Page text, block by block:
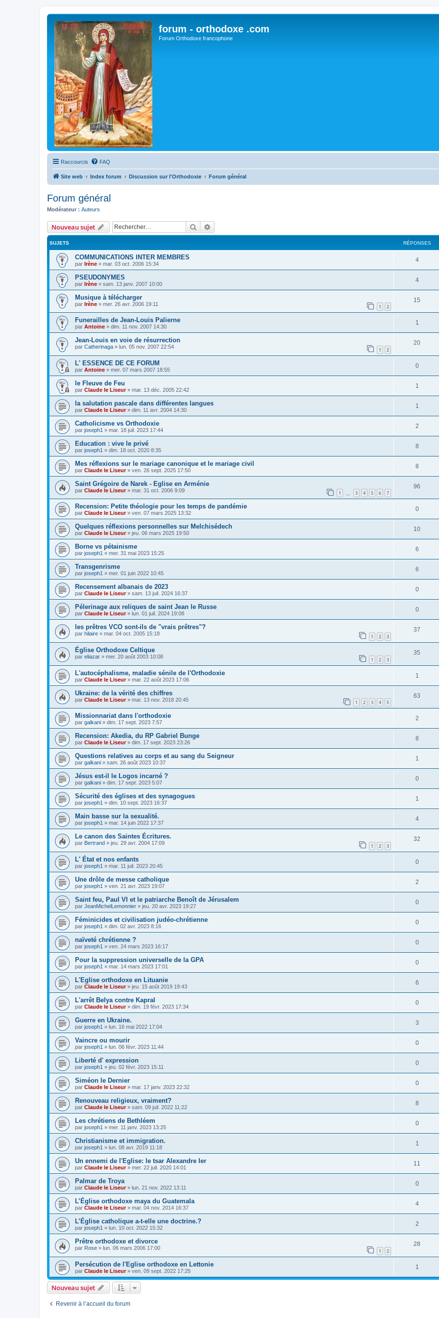
forum - orthodoxe .com
Forum Orthodoxe francophone
Raccourcis FAQ
Site web Index forum Discussion sur l'Orthodoxie Forum général
Forum général
Modérateur : Auteurs
Nouveau sujet Rechercher
SUJETS RÉPONSES
COMMUNICATIONS INTER MEMBRES
par Irène » mar. 03 oct. 2006 15:34
4
PSEUDONYMES
par Irène » sam. 13 janv. 2007 10:00
4
Musique à télécharger
par Irène » mer. 26 avr. 2006 19:11 1 2
15
Funerailles de Jean-Louis Palierne
par Antoine » dim. 11 nov. 2007 14:30
1
Jean-Louis en voie de résurrection
par Catherinaga » lun. 05 nov. 2007 22:54 1 2
20
L' ESSENCE DE CE FORUM
par Antoine » mer. 07 mars 2007 18:55
0
le Fleuve de Feu
par Claude le Liseur» mar. 13 déc. 2005 22:42
1
la salutation pascale dans différentes langues
par Claude le Liseur» dim. 11 avr. 2004 14:30
1
Catholicisme vs Orthodoxie
par joseph1 » mar. 18 juil. 2023 17:44
2
Education : vive le privé
par joseph1 » dim. 18 oct. 2020 8:35
8
Mes réflexions sur le mariage canonique et le mariage civil
par Claude le Liseur» ven. 26 sept. 2025 17:50
8
Saint Grégoire de Narek - Eglise en Arménie
par Claude le Liseur» mar. 31 oct. 2006 9:09 1 3 4 5 6 7
96
Recension: Petite théologie pour les temps de pandémie
par Claude le Liseur» ven. 07 mars 2025 13:32
0
Quelques réflexions personnelles sur Melchisédech
par Claude le Liseur» jeu. 06 mars 2025 19:50
10
Borne vs pétainisme
par joseph1 » mer. 31 mai 2023 15:25
6
Transgenrisme
par joseph1 » mer. 01 juin 2022 10:45
6
Recensement albanais de 2023
par Claude le Liseur» sam. 13 juil. 2024 16:37
0
Pélerinage aux reliques de saint Jean le Russe
par Claude le Liseur» lun. 01 juil. 2024 19:08
0
les prêtres VCO sont-ils de "vrais prêtres"?
par hilaire » mar. 04 oct. 2005 15:18 1 2 3
37
Église Orthodoxe Celtique
par eliazar » mer. 20 août 2003 10:08 1 2 3
35
L'autocéphalisme, maladie sénile de l'Orthodoxie
par Claude le Liseur» mar. 22 août 2023 17:06
1
Ukraine: de la vérité des chiffres
par Claude le Liseur» mar. 13 nov. 2018 20:45 1 2 3 4 5
63
Missionnariat dans l'orthodoxie
par galkani » dim. 17 sept. 2023 7:57
2
Recension: Akedia, du RP Gabriel Bunge
par Claude le Liseur» dim. 17 sept. 2023 23:26
8
Questions relatives au corps et au sang du Seigneur
par galkani » sam. 26 août 2023 10:37
1
Jésus est-il le Logos incarné ?
par galkani » dim. 17 sept. 2023 5:07
0
Sécurité des églises et des synagogues
par joseph1 » dim. 10 sept. 2023 16:37
1
Main basse sur la sexualité.
par joseph1 » mar. 14 juin 2022 17:37
4
Le canon des Saintes Écritures.
par Bertrand » jeu. 29 avr. 2004 17:09 1 2 3
32
L' État et nos enfants
par joseph1 » mar. 11 juil. 2023 20:45
0
Une drôle de messe catholique
par joseph1 » ven. 21 avr. 2023 19:07
2
Saint feu, Paul VI et le patriarche Benoît de Jérusalem
par JeanMichelLemonnier » jeu. 20 avr. 2023 19:27
0
Féminicides et civilisation judéo-chrétienne
par joseph1 » dim. 02 avr. 2023 8:16
0
naïveté chrétienne ?
par joseph1 » ven. 24 mars 2023 16:17
0
Pour la suppression universelle de la GPA
par joseph1 » mar. 14 mars 2023 17:01
0
L'Eglise orthodoxe en Lituanie
par Claude le Liseur» jeu. 15 août 2019 19:43
6
L'arrêt Belya contre Kapral
par Claude le Liseur» dim. 19 févr. 2023 17:34
0
Guerre en Ukraine.
par joseph1 » lun. 16 mai 2022 17:04
3
Vaincre ou mourir
par joseph1 » lun. 06 févr. 2023 11:44
0
Liberté d' expression
par joseph1 » jeu. 02 févr. 2023 15:11
0
Siméon le Dernier
par Claude le Liseur» mar. 17 janv. 2023 22:32
0
Renouveau religieux, vraiment?
par Claude le Liseur» sam. 09 juil. 2022 11:22
8
Les chrétiens de Bethléem
par joseph1 » mer. 11 janv. 2023 13:25
0
Christianisme et immigration.
par joseph1 » lun. 08 avr. 2019 11:18
1
Un ennemi de l'Eglise: le tsar Alexandre Ier
par Claude le Liseur» mer. 22 juil. 2020 14:01
11
Palmar de Troya
par Claude le Liseur» lun. 21 nov. 2022 13:11
0
L’Église orthodoxe maya du Guatemala
par Claude le Liseur» mar. 04 nov. 2014 16:37
4
L’Église catholique a-t-elle une doctrine.?
par joseph1 » lun. 10 oct. 2022 15:32
2
Prêtre orthodoxe et divorce
par Rose » lun. 06 mars 2006 17:00 1 2
28
Persécution de l'Eglise orthodoxe en Lettonie
par Claude le Liseur» ven. 09 sept. 2022 17:25
1
Nouveau sujet
Revenir à l’accueil du forum